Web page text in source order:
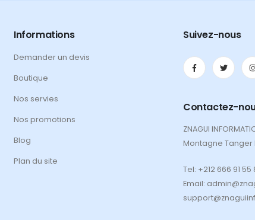
Informations
Demander un devis
Boutique
Nos servies
Nos promotions
Blog
Plan du site
Suivez-nous
Contactez-
ZNAGUI
Montagne Tanger
Tel: +212 666 91 55
Email: